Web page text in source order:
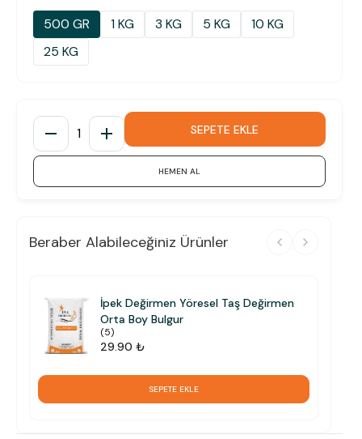
500 GR
1 KG 3 KG 5 KG
10 KG
25 KG
1 SEPETE EKLE
HEMEN AL
Beraber Alabileceğiniz Ürünler
İpek Değirmen Yöresel Taş Değirmen
Orta Boy Bulgur
(5)
29.90 ₺
SEPETE EKLE